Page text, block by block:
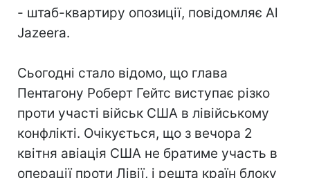
- штаб-квартиру опозиції, повідомляє Al
Jazeera.
Сьогодні стало відомо, що глава
Пентагону Роберт Гейтс виступає різко
проти участі військ США в лівійському
конфлікті. Очікується, що з вечора 2
квітня авіація США не братиме участь в
операції проти Лівії, і решта країн блоку